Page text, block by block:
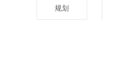
规划